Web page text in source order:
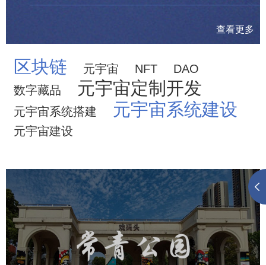
查看更多
区块链 元宇宙 NFT
DAO
数字藏品
元宇宙定制开发
元宇宙系统搭建 元宇宙系统建设
元宇宙建设
武汉常青公园
旅游休闲 智慧公园 智能步道
AR互动大屏